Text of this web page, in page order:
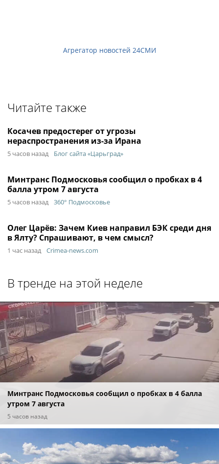
Агрегатор новостей 24СМИ
Читайте также
Косачев предостерег от угрозы
нераспространения из-за Ирана
5 часов назад Блог сайта «Царьград»
Минтранс Подмосковья сообщил о пробках в 4
балла утром 7 августа
5 часов назад 360° Подмосковье
Олег Царёв: Зачем Киев направил БЭК среди дня
в Ялту? Спрашивают, в чем смысл?
1 час назад Crimea-news.com
В тренде на этой неделе
Минтранс Подмосковья сообщил о пробках в 4 балла
утром 7 августа
5 часов назад